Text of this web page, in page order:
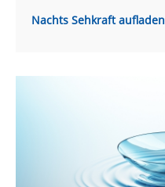
Nachts Sehkraft aufladen